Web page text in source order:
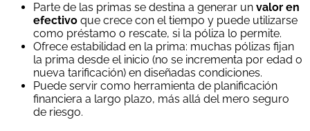
Parte de las primas se destina a generar un valor en
efectivo que crece con el tiempo y puede utilizarse
como préstamo o rescate, si la póliza lo permite.
Ofrece estabilidad en la prima: muchas pólizas fijan
la prima desde el inicio (no se incrementa por edad o
nueva tarificación) en diseñadas condiciones.
Puede servir como herramienta de planificación
financiera a largo plazo, más allá del mero seguro
de riesgo.